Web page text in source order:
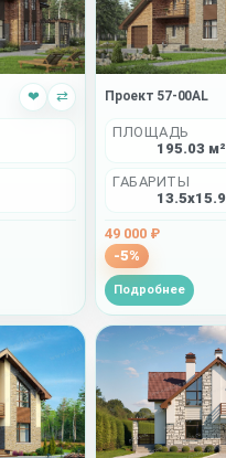
❤ ⇄ Проект 57-00AL
ПЛОЩАДЬ
195.03 м²
ГАБАРИТЫ
13.5x15.9
49 000 ₽
-5%
Подробнее